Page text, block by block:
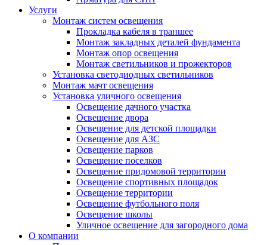
Услуги
Монтаж систем освещения
Прокладка кабеля в траншее
Монтаж закладных деталей фундамента
Монтаж опор освещения
Монтаж светильников и прожекторов
Установка светодиодных светильников
Монтаж мачт освещения
Установка уличного освещения
Освещение дачного участка
Освещение двора
Освещение для детской площадки
Освещение для АЗС
Освещение парков
Освещение поселков
Освещение придомовой территории
Освещение спортивных площадок
Освещение территории
Освещение футбольного поля
Освещение школы
Уличное освещение для загородного дома
О компании